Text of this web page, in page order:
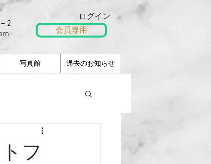
2
ログイン
会員専用
写真館 過去のお知らせ
フ